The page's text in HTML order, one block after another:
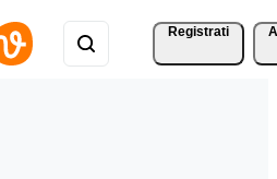
Registrati